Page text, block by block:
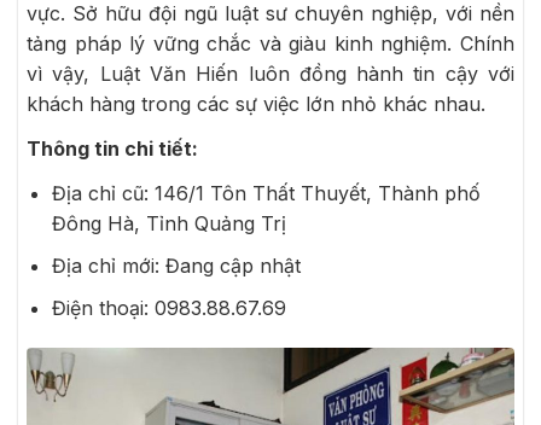
vực. Sở hữu đội ngũ luật sư chuyên nghiệp, với nền
tảng pháp lý vững chắc và giàu kinh nghiệm. Chính
vì vậy, Luật Văn Hiến luôn đồng hành tin cậy với
khách hàng trong các sự việc lớn nhỏ khác nhau.
Thông tin chi tiết:
Địa chỉ cũ: 146/1 Tôn Thất Thuyết, Thành phố
Đông Hà, Tỉnh Quảng Trị
Địa chỉ mới: Đang cập nhật
Điện thoại: 0983.88.67.69